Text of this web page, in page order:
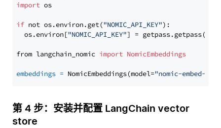
import os
if not os.environ.get("NOMIC_API_KEY"):
  os.environ[
"NOMIC_API_KEY"] = getpass.getpass(
from langchain_nomic import NomicEmbeddings
embeddings = NomicEmbeddings(model="nomic-embed-
第 4 步：安装并配置 LangChain vector
store